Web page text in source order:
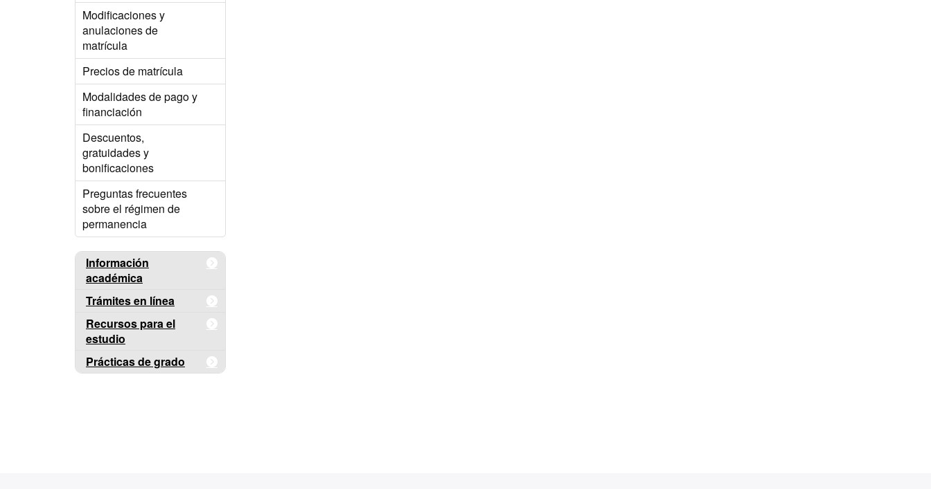
Modificaciones y
anulaciones de
matrícula
Precios de matrícula
Modalidades de pago y
financiación
Descuentos,
gratuidades y
bonificaciones
Preguntas frecuentes
sobre el régimen de
permanencia
Información
académica
Trámites en línea
Recursos para el
estudio
Prácticas de grado